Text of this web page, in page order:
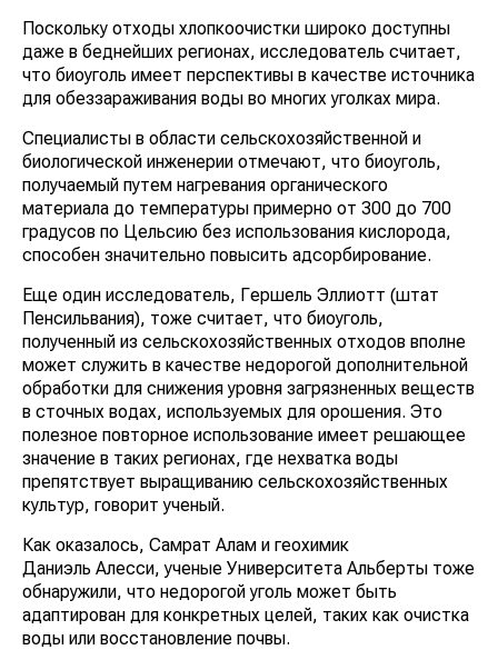
Поскольку отходы хлопкоочистки широко доступны
даже в беднейших регионах, исследователь считает,
что биоуголь имеет перспективы в качестве источника
для обеззараживания воды во многих уголках мира.
Специалисты в области сельскохозяйственной и
биологической инженерии отмечают, что биоуголь,
получаемый путем нагревания органического
материала до температуры примерно от 300 до 700
градусов по Цельсию без использования кислорода,
способен значительно повысить адсорбирование.
Еще один исследователь, Гершель Эллиотт (штат
Пенсильвания), тоже считает, что биоуголь,
полученный из сельскохозяйственных отходов вполне
может служить в качестве недорогой дополнительной
обработки для снижения уровня загрязненных веществ
в сточных водах, используемых для орошения. Это
полезное повторное использование имеет решающее
значение в таких регионах, где нехватка воды
препятствует выращиванию сельскохозяйственных
культур, говорит ученый.
Как оказалось, Самрат Алам и геохимик
Даниэль Алесси, ученые Университета Альберты тоже
обнаружили, что недорогой уголь может быть
адаптирован для конкретных целей, таких как очистка
воды или восстановление почвы.